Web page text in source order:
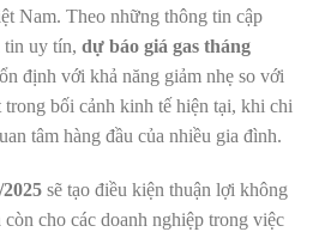
Nam. Theo những thông tin cập
tin uy tín, dự báo giá gas tháng
định với khả năng giảm nhẹ so với
bối cảnh kinh tế hiện tại, khi chi
tâm hàng đầu của nhiều gia đình.
sẽ tạo điều kiện thuận lợi không
cho các doanh nghiệp trong việc